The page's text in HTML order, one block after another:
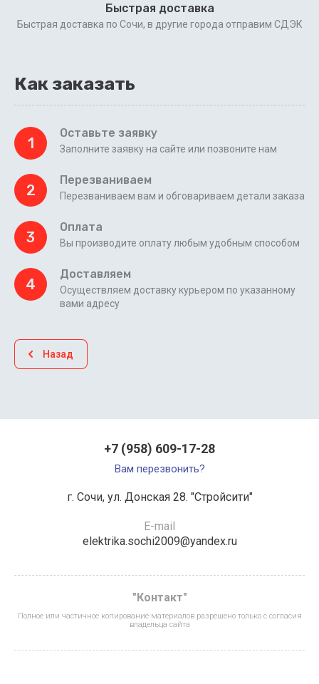
Быстрая доставка
Быстрая доставка по Сочи, в другие города отправим СДЭК
Как заказать
1
Оставьте заявку
Заполните заявку на сайте или позвоните нам
2
Перезваниваем
Перезваниваем вам и обговариваем детали заказа
3
Оплата
Вы производите оплату любым удобным способом
4
Доставляем
Осуществляем доставку курьером по указанному
вами адресу
Назад
+7 (958) 609-17-28
Вам перезвонить?
г. Сочи, ул. Донская 28. "Стройсити"
E-mail
elektrika.sochi2009@yandex.ru
"Контакт"
Полное или частичное копирование материалов разрешено только с согласия
владельца сайта